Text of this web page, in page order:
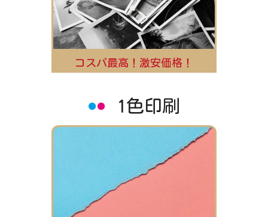
コスパ最高！激安価格！
1色印刷